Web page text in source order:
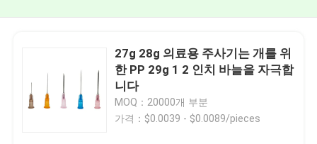
27g 28g 의료용 주사기는 개를 위
한 PP 29g 1 2 인치 바늘을 자극합
니다
MOQ：20000개 부분
가격：$0.0039 - $0.0089/pieces